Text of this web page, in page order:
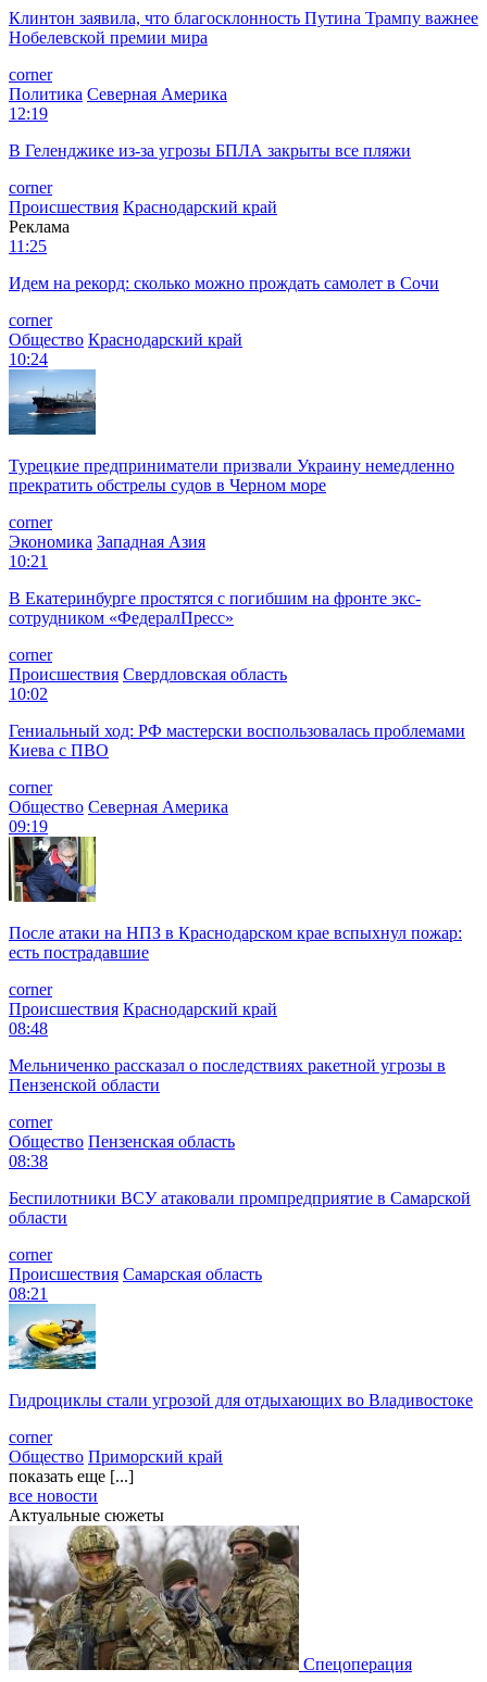
Клинтон заявила, что благосклонность Путина Трампу важнее
Нобелевской премии мира
corner
Политика Северная Америка
12:19
В Геленджике из-за угрозы БПЛА закрыты все пляжи
corner
Происшествия Краснодарский край
Реклама
11:25
Идем на рекорд: сколько можно прождать самолет в Сочи
corner
Общество Краснодарский край
10:24
Турецкие предприниматели призвали Украину немедленно
прекратить обстрелы судов в Черном море
corner
Экономика Западная Азия
10:21
В Екатеринбурге простятся с погибшим на фронте экс-
сотрудником «ФедералПресс»
corner
Происшествия Свердловская область
10:02
Гениальный ход: РФ мастерски воспользовалась проблемами
Киева с ПВО
corner
Общество Северная Америка
09:19
После атаки на НПЗ в Краснодарском крае вспыхнул пожар:
есть пострадавшие
corner
Происшествия Краснодарский край
08:48
Мельниченко рассказал о последствиях ракетной угрозы в
Пензенской области
corner
Общество Пензенская область
08:38
Беспилотники ВСУ атаковали промпредприятие в Самарской
области
corner
Происшествия Самарская область
08:21
Гидроциклы стали угрозой для отдыхающих во Владивостоке
corner
Общество Приморский край
показать еще [...]
все новости
Актуальные сюжеты
Спецоперация